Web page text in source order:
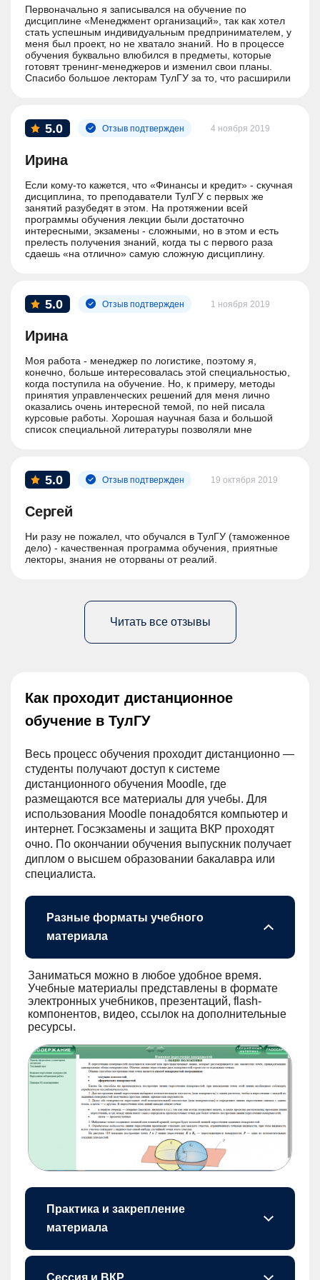
Первоначально я записывался на обучение по
дисциплине «Менеджмент организаций», так как хотел
стать успешным индивидуальным предпринимателем, у
меня был проект, но не хватало знаний. Но в процессе
обучения буквально влюбился в предметы, которые
готовят тренинг-менеджеров и изменил свои планы.
Спасибо большое лекторам ТулГУ за то, что расширили
ситуации. В общем, максимально приближенное
обучение к реальности. Обучение живое и интересное.
5.0
Ирина
4 ноября 2019
Отзыв подтвержден
Если кому-то кажется, что «Финансы и кредит» - скучная
дисциплина, то преподаватели ТулГУ с первых же
занятий разубедят в этом. На протяжении всей
программы обучения лекции были достаточно
интересными, экзамены - сложными, но в этом и есть
прелесть получения знаний, когда ты с первого раза
сдаешь «на отлично» самую сложную дисциплину.
5.0
Ирина
1 ноября 2019
Отзыв подтвержден
Моя работа - менеджер по логистике, поэтому я,
конечно, больше интересовалась этой специальностью,
когда поступила на обучение. Но, к примеру, методы
принятия управленческих решений для меня лично
оказались очень интересной темой, по ней писала
курсовые работы. Хорошая научная база и большой
список специальной литературы позволяли мне
5.0
Сергей
19 октября 2019
Отзыв подтвержден
Ни разу не пожалел, что обучался в ТулГУ (таможенное
дело) - качественная программа обучения, приятные
лекторы, знания не оторваны от реалий.
Читать все отзывы
Как проходит дистанционное
обучение в ТулГУ
Весь процесс обучения проходит дистанционно —
студенты получают доступ к системе
дистанционного обучения Moodle, где
размещаются все материалы для учебы. Для
использования Moodle понадобятся компьютер и
интернет. Госэкзамены и защита ВКР проходят
очно. По окончании обучения выпускник получает
диплом о высшем образовании бакалавра или
специалиста.
Разные форматы учебного
материала
Заниматься можно в любое удобное время.
Учебные материалы представлены в формате
электронных учебников, презентаций, flash-
компонентов, видео, ссылок на дополнительные
ресурсы.
Практика и закрепление
материала